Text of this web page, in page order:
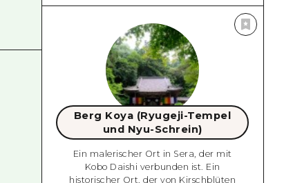
Berg Koya (Ryugeji-Tempel
und Nyu-Schrein)
Ein malerischer Ort in Sera, der mit
Kobo Daishi verbunden ist. Ein
historischer Ort, der von Kirschblüten